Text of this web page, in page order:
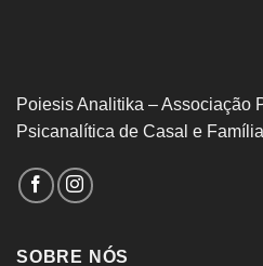
Poiesis Analitika – Associação
Psicanalítica de Casal e Família
SOBRE NÓS